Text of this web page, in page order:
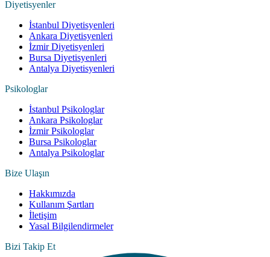
Diyetisyenler
İstanbul Diyetisyenleri
Ankara Diyetisyenleri
İzmir Diyetisyenleri
Bursa Diyetisyenleri
Antalya Diyetisyenleri
Psikologlar
İstanbul Psikologlar
Ankara Psikologlar
İzmir Psikologlar
Bursa Psikologlar
Antalya Psikologlar
Bize Ulaşın
Hakkımızda
Kullanım Şartları
İletişim
Yasal Bilgilendirmeler
Bizi Takip Et